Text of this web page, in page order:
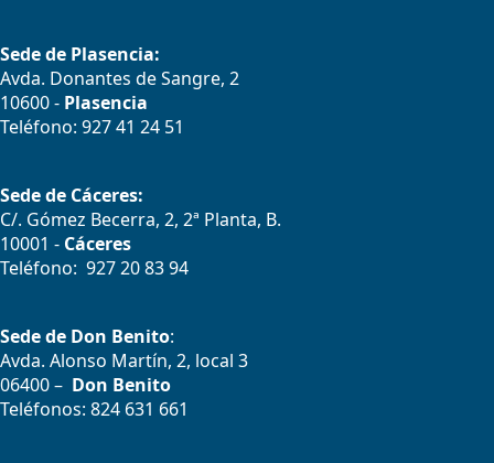
Sede de Plasencia:
Avda. Donantes de Sangre, 2
10600 - Plasencia
Teléfono: 927 41 24 51
Sede de Cáceres:
C/. Gómez Becerra, 2, 2ª Planta, B.
10001 - Cáceres
Teléfono: 927 20 83 94
Sede de Don Benito:
Avda. Alonso Martín, 2, local 3
06400 – Don Benito
Teléfonos: 824 631 661